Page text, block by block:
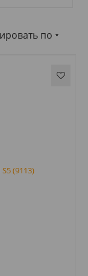
по
(9113)